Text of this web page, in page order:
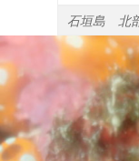
石垣島 北